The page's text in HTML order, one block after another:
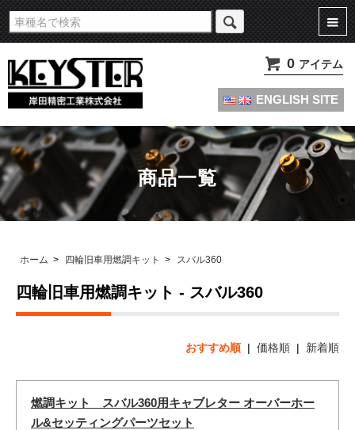
旧車・名車・絶版車キャブレターのオーバーホールやセッティングパーツは
KEYSTERの燃調キット
0 アイテム
ENGLISH SITE
商品一覧
ホーム > 四輪旧車用燃調キット > スバル360
四輪旧車用燃調キット - スバル360
おすすめ順| 価格順 | 新着順
燃調キット スバル360用キャブレター オーバーホー
ル&セッティングパーツセット